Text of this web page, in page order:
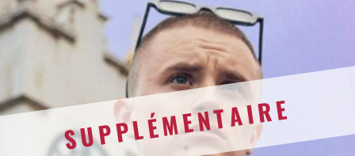
SUPPLÉMENTAIRE